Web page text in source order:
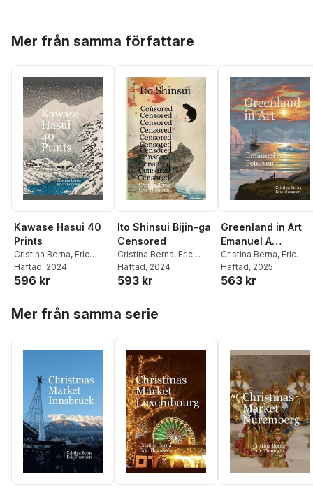
Mer från samma författare
Kawase Hasui 40
Prints
Cristina Berna, Eric
Thomsen
Häftad, 2024
596 kr
Ito Shinsui Bijin-ga
Censored
Cristina Berna, Eric
Thomsen
Häftad, 2024
593 kr
Greenland in Art
Emanuel A
Petersen
Cristina Berna, Eric
Thomsen
Häftad, 2025
563 kr
Mer från samma serie